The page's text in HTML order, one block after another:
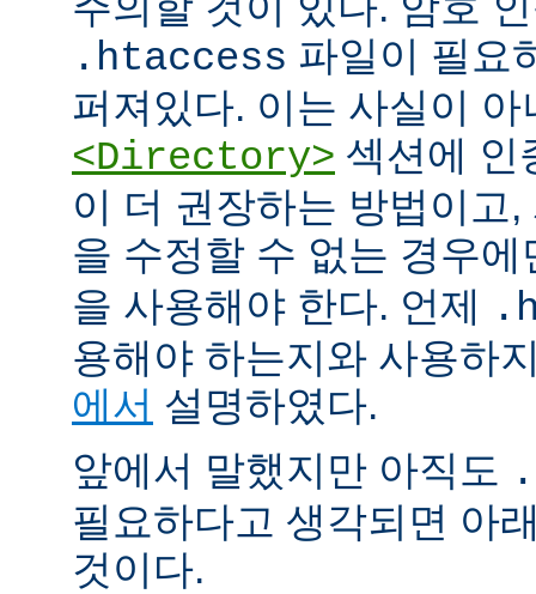
.htaccess 파일이 필요
퍼져있다. 이는 사실이
<Directory> 섹션에 인
이 더 권장하는 방법이고
을 수정할 수 없는 경우
을 사용해야 한다. 언제
용해야 하는지와 사용하
에서 설명하였다.
앞에서 말했지만 아직도
필요하다고 생각되면 아
것이다.